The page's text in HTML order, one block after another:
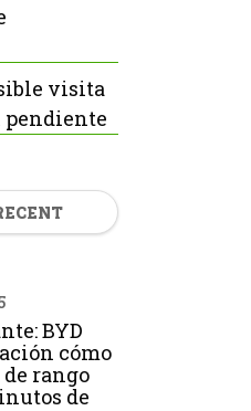
visita
BYD
cómo
rango
de